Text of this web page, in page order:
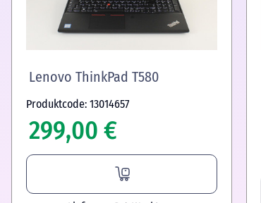
Lenovo ThinkPad T580
Produktcode: 13014657
299,00 €